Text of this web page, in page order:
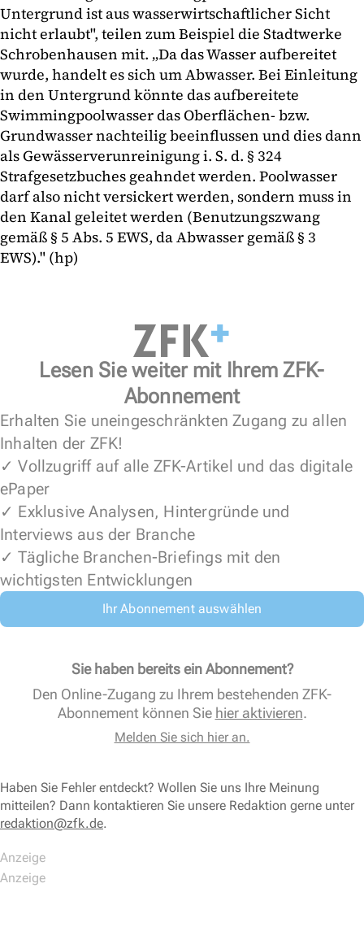
Untergrund ist aus wasserwirtschaftlicher Sicht
nicht erlaubt", teilen zum Beispiel die Stadtwerke
Schrobenhausen mit. „Da das Wasser aufbereitet
wurde, handelt es sich um Abwasser. Bei Einleitung
in den Untergrund könnte das aufbereitete
Swimmingpoolwasser das Oberflächen- bzw.
Grundwasser nachteilig beeinflussen und dies dann
als Gewässerverunreinigung i. S. d. § 324
Strafgesetzbuches geahndet werden. Poolwasser
darf also nicht versickert werden, sondern muss in
den Kanal geleitet werden (Benutzungszwang
gemäß § 5 Abs. 5 EWS, da Abwasser gemäß § 3
EWS)." (hp)
Lesen Sie weiter mit Ihrem ZFK-
Abonnement
Erhalten Sie uneingeschränkten Zugang zu allen
Inhalten der ZFK!
✓ Vollzugriff auf alle ZFK-Artikel und das digitale
ePaper
✓ Exklusive Analysen, Hintergründe und
Interviews aus der Branche
✓ Tägliche Branchen-Briefings mit den
wichtigsten Entwicklungen
Ihr Abonnement auswählen
Sie haben bereits ein Abonnement?
Den Online-Zugang zu Ihrem bestehenden ZFK-
Abonnement können Sie hier aktivieren.
Melden Sie sich hier an.
Haben Sie Fehler entdeckt? Wollen Sie uns Ihre Meinung
mitteilen? Dann kontaktieren Sie unsere Redaktion gerne unter
redaktion@zfk.de.